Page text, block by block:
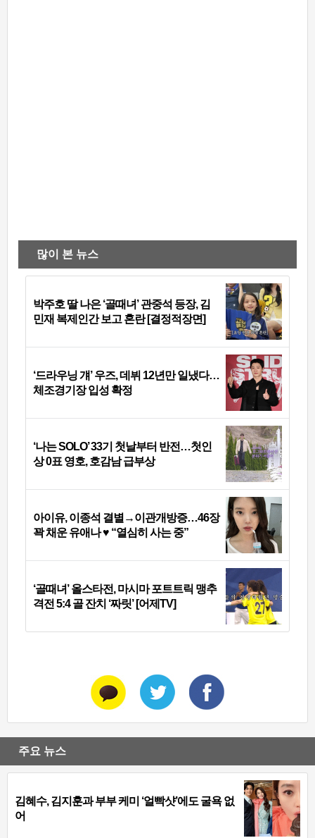
많이 본 뉴스
박주호 딸 나은 ‘골때녀’ 관중석 등장, 김
민재 복제인간 보고 혼란 [결정적장면]
‘드라우닝 걔’ 우즈, 데뷔 12년만 일냈다…
체조경기장 입성 확정
‘나는 SOLO’ 33기 첫날부터 반전…첫인
상 0표 영호, 호감남 급부상
아이유, 이종석 결별→이관개방증…46장
꽉 채운 유애나 ♥ “열심히 사는 중”
‘골때녀’ 올스타전, 마시마 포트트릭 맹추
격전 5:4 골 잔치 ‘짜릿’ [어제TV]
주요 뉴스
김혜수, 김지훈과 부부 케미 ‘얼빡샷’에도 굴욕 없
어